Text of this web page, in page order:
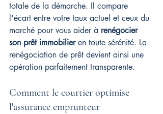
totale de la démarche. Il compare
l'écart entre votre taux actuel et ceux du
marché pour vous aider à renégocier
son prêt immobilier en toute sérénité. La
renégociation de prêt devient ainsi une
opération parfaitement transparente.
Comment le courtier optimise
l'assurance emprunteur